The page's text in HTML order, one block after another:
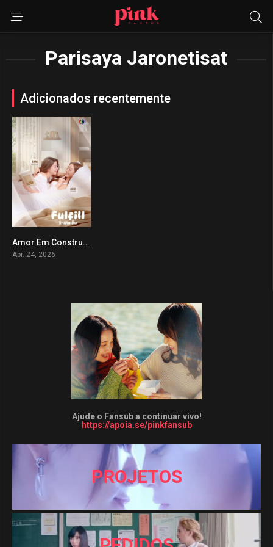
Parisaya Jaronetisat
Adicionados recentemente
0Amor Em Construção
Apr. 24, 2026
Ajude o Fansub a continuar vivo!
https://apoia.se/pinkfansub
PROJETOS